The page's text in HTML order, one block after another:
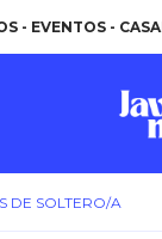
- EVENTOS -
DE SOLTERO/A